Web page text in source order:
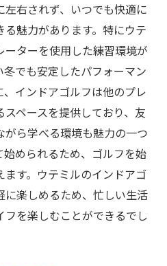
右されず、いつでも快適に
魅力があります。特にウテ
ターを使用した練習環境が
でも安定したパフォーマン
インドアゴルフは他のプレ
ペースを提供しており、友
ら学べる環境も魅力の一つ
められるため、ゴルフを始
す。ウテミルのインドアゴ
楽しめるため、忙しい生活
を楽しむことができるでし